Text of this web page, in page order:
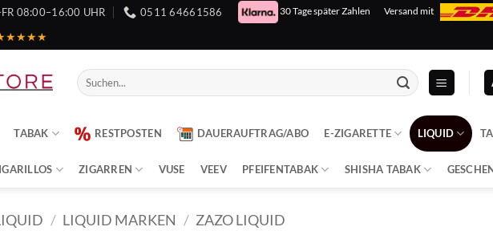
08:00–16:00 UHR 0511 64661586 30 Tage später Zahlen Versand mit
Suche
nach:
TABAK RESTPOSTEN DAUERAUFTRAG/ABO E-ZIGARETTE LIQUID
ZIGARREN VUSE VEEV PFEIFENTABAK SHISHA TABAK
/ LIQUID MARKEN / ZAZO LIQUID